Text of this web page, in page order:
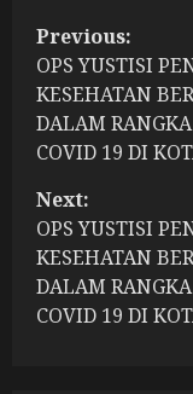
P
o
s
t
n
a
v
Previous:
OPS YUSTISI
KESEHATAN
DALAM
COVID 19 DI
Next:
OPS YUSTISI
KESEHATAN
DALAM
COVID 19 DI